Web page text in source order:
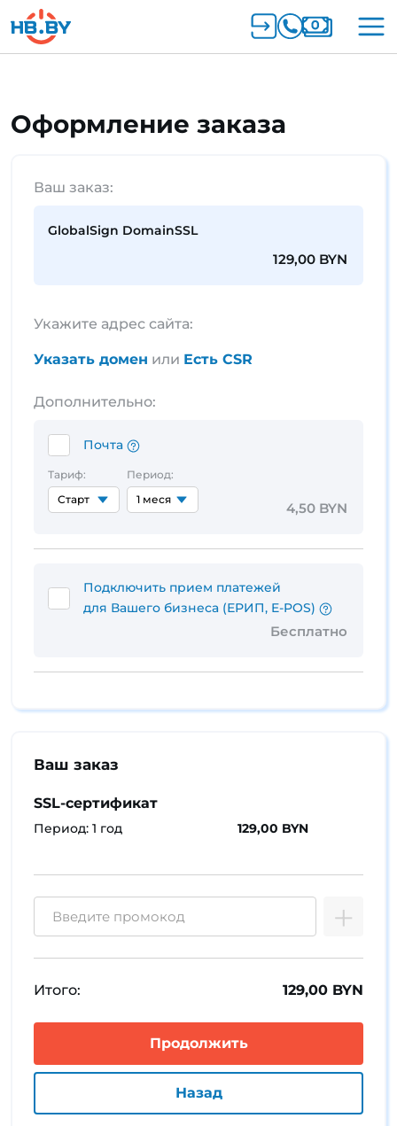
Оформление заказа
Ваш заказ:
GlobalSign DomainSSL
129,00 BYN
Укажите адрес сайта:
Указать домен или Есть CSR
Дополнительно:
Почта
Тариф: Период:
4,50 BYN
Подключить прием платежей
для Вашего бизнеса (ЕРИП, E-POS)
Бесплатно
Ваш заказ
SSL-сертификат
Период: 1 год 129,00 BYN
Итого: 129,00 BYN